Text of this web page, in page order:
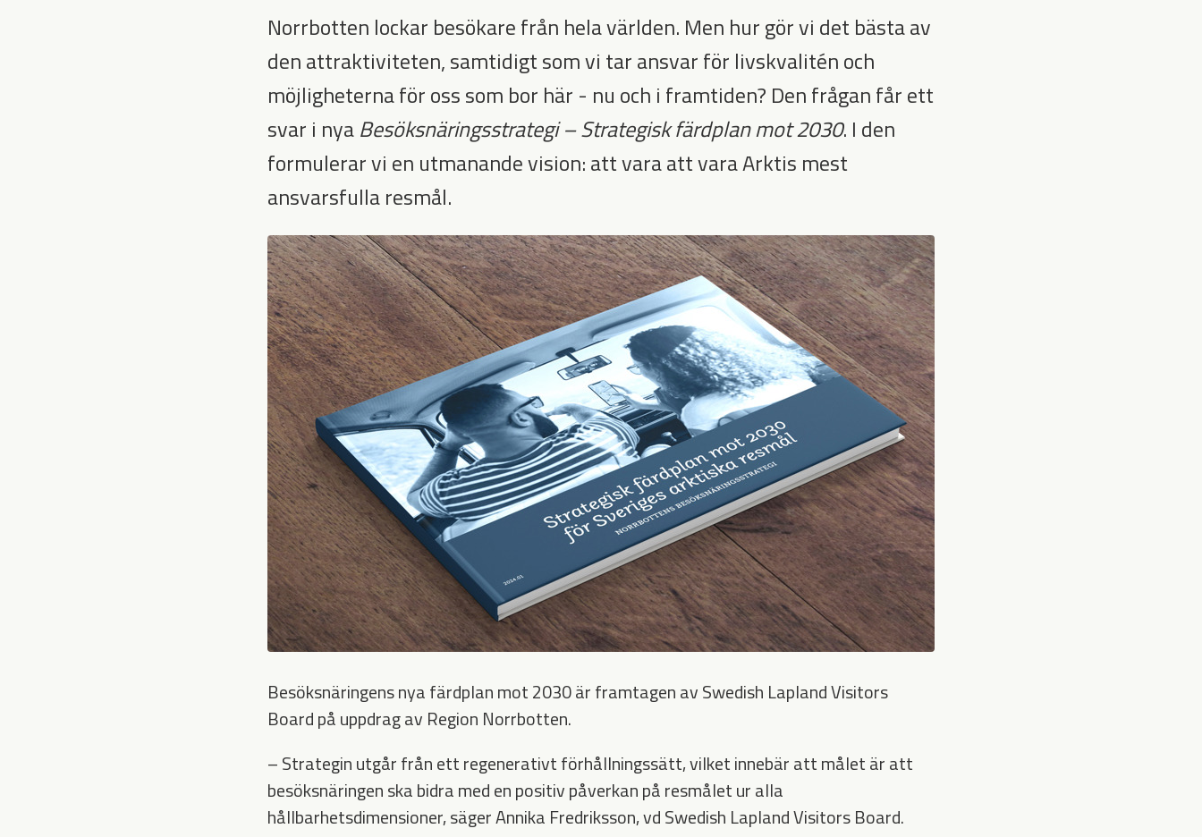
Norrbotten lockar besökare från hela världen. Men hur gör vi det bästa av
den attraktiviteten, samtidigt som vi tar ansvar för livskvalitén och
möjligheterna för oss som bor här - nu och i framtiden? Den frågan får ett
svar i nyaBesöksnäringsstrategi – Strategisk färdplan mot 2030. I den
formulerar vi en utmanande vision: att vara att vara Arktis mest
ansvarsfulla resmål.
Besöksnäringens nya färdplan mot 2030 är framtagen av Swedish Lapland Visitors
Board på uppdrag av Region Norrbotten.
– Strategin utgår från ett regenerativt förhållningssätt, vilket innebär att målet är att
besöksnäringen ska bidra med en positiv påverkan på resmålet ur alla
hållbarhetsdimensioner, säger Annika Fredriksson, vd Swedish Lapland Visitors Board.